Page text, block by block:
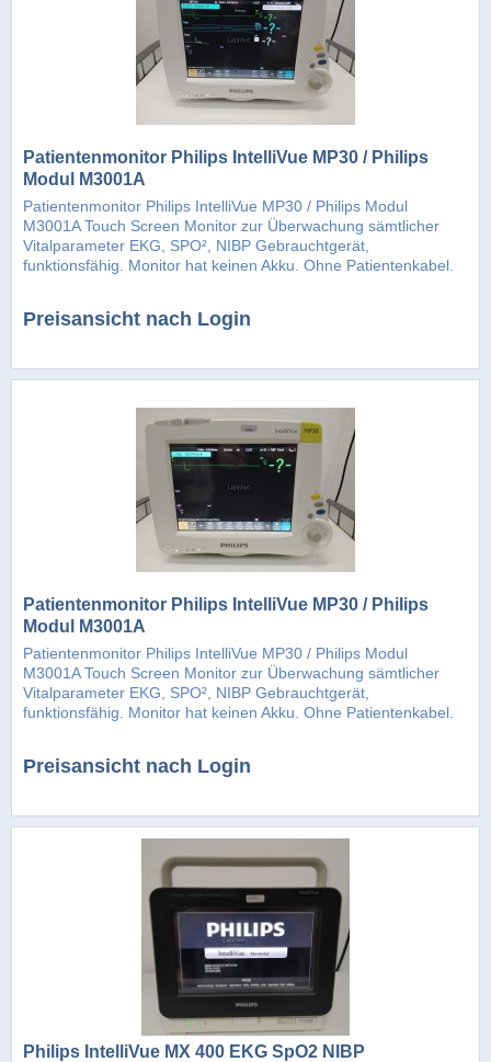
Patientenmonitor Philips IntelliVue MP30 / Philips
Modul M3001A
Patientenmonitor Philips IntelliVue MP30 / Philips Modul
M3001A Touch Screen Monitor zur Überwachung sämtlicher
Vitalparameter EKG, SPO², NIBP Gebrauchtgerät,
funktionsfähig. Monitor hat keinen Akku. Ohne Patientenkabel.
Preisansicht nach Login
Patientenmonitor Philips IntelliVue MP30 / Philips
Modul M3001A
Patientenmonitor Philips IntelliVue MP30 / Philips Modul
M3001A Touch Screen Monitor zur Überwachung sämtlicher
Vitalparameter EKG, SPO², NIBP Gebrauchtgerät,
funktionsfähig. Monitor hat keinen Akku. Ohne Patientenkabel.
Preisansicht nach Login
Philips IntelliVue MX 400 EKG SpO2 NIBP